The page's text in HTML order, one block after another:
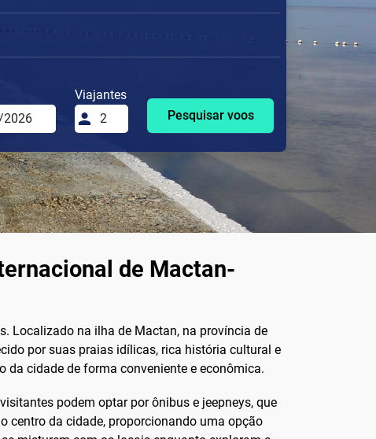
Viajantes
Pesquisar voos
de Mactan-
Localizado na ilha de Mactan, na província de
por suas praias idílicas, rica história cultural e
da cidade de forma conveniente e econômica.
podem optar por ônibus e jeepneys, que
centro da cidade, proporcionando uma opção